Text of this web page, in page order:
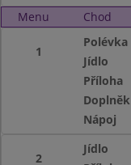
Menu
Chod
1
Polévka
Jídlo
Příloha
Doplněk
Nápoj
2
Jídlo